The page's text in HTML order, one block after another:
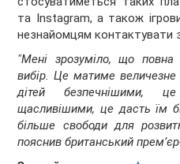
та Instagram, а також
незнайомцям контактувати
"Мені зрозуміло, що
вибір. Це матиме
дітей безпечнішими,
щасливішими, це дасть їм
більше свободи для
пояснив британський